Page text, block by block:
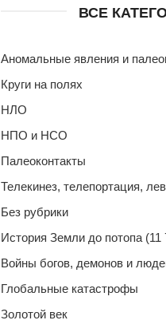
ВСЕ
Аномальные явления и
Круги на полях
НЛО
НПО и НСО
Палеоконтакты
Телекинез, телепортация,
Без рубрики
История Земли до потопа (11
Войны богов, демонов и
Глобальные катастрофы
Золотой век